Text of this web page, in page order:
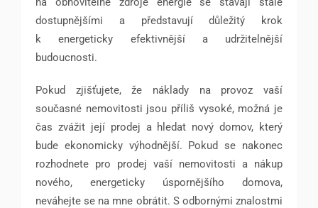
dostupnějšími a představují důležitý krok
k energeticky efektivnější a udržitelnější
budoucnosti.
Pokud zjišťujete, že náklady na provoz vaší
současné nemovitosti jsou příliš vysoké, možná je
čas zvážit její prodej a hledat nový domov, který
bude ekonomicky výhodnější. Pokud se nakonec
rozhodnete pro prodej vaší nemovitosti a nákup
nového, energeticky úspornějšího domova,
neváhejte se na mne obrátit. S odbornými znalostmi